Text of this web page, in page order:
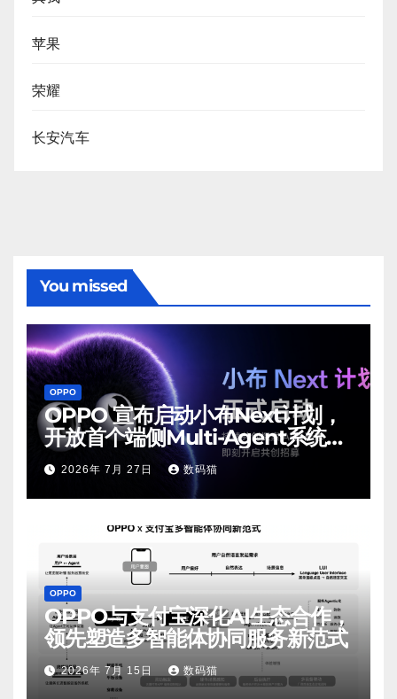
苹果
荣耀
长安汽车
You missed
OPPO
OPPO 宣布启动小布Next计划，
开放首个端侧Multi-Agent系统内
测2026年 7月 27日 数码猫
OPPO
OPPO与支付宝深化AI生态合作，
领先塑造多智能体协同服务新范式
2026年 7月 15日 数码猫